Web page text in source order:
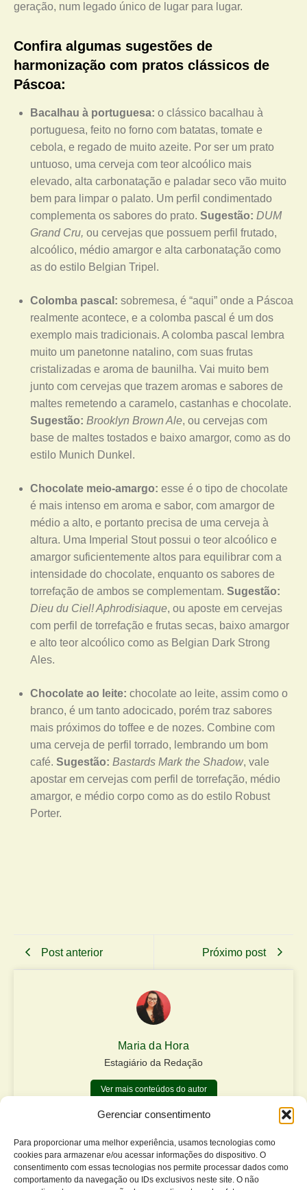
Gerenciar consentimento
Para proporcionar uma melhor experiência, usamos tecnologias como
cookies para armazenar e/ou acessar informações do dispositivo. O
consentimento com essas tecnologias nos permite processar dados como
comportamento da navegação ou IDs exclusivos neste site. O não
geração, num legado único de lugar para lugar.
Confira algumas sugestões de
harmonização com pratos clássicos de
Páscoa:
Bacalhau à portuguesa: o clássico bacalhau à
portuguesa, feito no forno com batatas, tomate e
cebola, e regado de muito azeite. Por ser um prato
untuoso, uma cerveja com teor alcoólico mais
elevado, alta carbonatação e paladar seco vão muito
bem para limpar o palato. Um perfil condimentado
complementa os sabores do prato. Sugestão: DUM
Grand Cru, ou cervejas que possuem perfil frutado,
alcoólico, médio amargor e alta carbonatação como
as do estilo Belgian Tripel.
Colomba pascal: sobremesa, é “aqui” onde a Páscoa
realmente acontece, e a colomba pascal é um dos
exemplo mais tradicionais. A colomba pascal lembra
muito um panetonne natalino, com suas frutas
cristalizadas e aroma de baunilha. Vai muito bem
junto com cervejas que trazem aromas e sabores de
maltes remetendo a caramelo, castanhas e chocolate.
Sugestão: Brooklyn Brown Ale, ou cervejas com
base de maltes tostados e baixo amargor, como as do
estilo Munich Dunkel.
Chocolate meio-amargo: esse é o tipo de chocolate
é mais intenso em aroma e sabor, com amargor de
médio a alto, e portanto precisa de uma cerveja à
altura. Uma Imperial Stout possui o teor alcoólico e
amargor suficientemente altos para equilibrar com a
intensidade do chocolate, enquanto os sabores de
torrefação de ambos se complementam. Sugestão:
Dieu du Ciel! Aphrodisiaque, ou aposte em cervejas
com perfil de torrefação e frutas secas, baixo amargor
e alto teor alcoólico como as Belgian Dark Strong
Ales.
Chocolate ao leite: chocolate ao leite, assim como o
branco, é um tanto adocicado, porém traz sabores
mais próximos do toffee e de nozes. Combine com
uma cerveja de perfil torrado, lembrando um bom
café. Sugestão: Bastards Mark the Shadow, vale
apostar em cervejas com perfil de torrefação, médio
amargor, e médio corpo como as do estilo Robust
Porter.
Post anterior Próximo post
Maria da Hora
Estagiário da Redação
Ver mais conteúdos do autor